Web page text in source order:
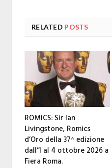
RELATED POSTS
ROMICS: Sir Ian
Livingstone, Romics
d’Oro della 37^ edizione
dall’1 al 4 ottobre 2026 a
Fiera Roma.